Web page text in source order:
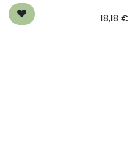
18,18 €